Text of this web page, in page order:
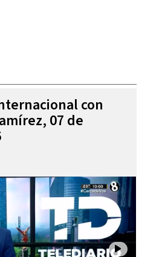
con
07 de